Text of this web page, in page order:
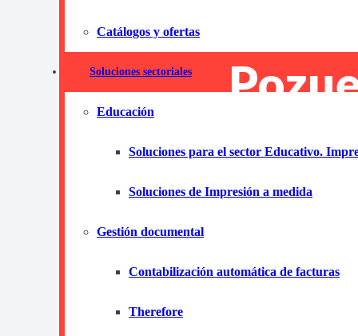
Catálogos y ofertas
Soluciones sectoriales
Educación
Soluciones para el sector Educativo.
Soluciones de Impresión a medida
Gestión documental
Contabilización automática de facturas
Therefore
Ahorra
Descubre cómo el
puede
flexibles que se